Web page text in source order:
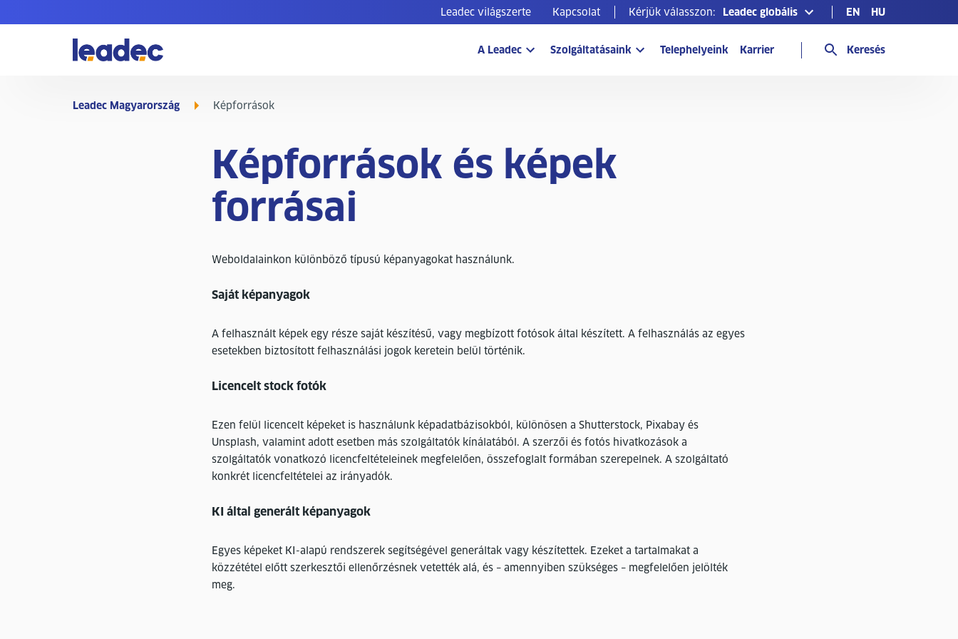
Leadec világszerte Kapcsolat Kérjük válasszon: Leadec globális EN HU
Menj
A Leadec Szolgáltatásaink Telephelyeink Karrier Keresés
Leadec Magyarország Képforrások
Képforrások és képek
forrásai
Weboldalainkon különböző típusú képanyagokat használunk.
Saját képanyagok
A felhasznált képek egy része saját készítésű, vagy megbízott fotósok által készített. A felhasználás az egyes
esetekben biztosított felhasználási jogok keretein belül történik.
Licencelt stock fotók
Ezen felül licencelt képeket is használunk képadatbázisokból, különösen a Shutterstock, Pixabay és
Unsplash, valamint adott esetben más szolgáltatók kínálatából. A szerzői és fotós hivatkozások a
szolgáltatók vonatkozó licencfeltételeinek megfelelően, összefoglalt formában szerepelnek. A szolgáltató
konkrét licencfeltételei az irányadók.
KI által generált képanyagok
Egyes képeket KI-alapú rendszerek segítségével generáltak vagy készítettek. Ezeket a tartalmakat a
közzététel előtt szerkesztői ellenőrzésnek vetették alá, és – amennyiben szükséges – megfelelően jelölték
meg.